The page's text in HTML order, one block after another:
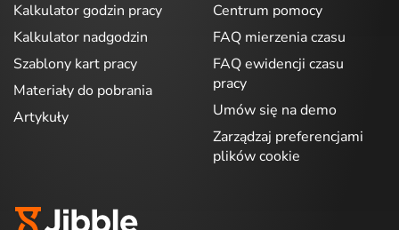
Kalkulator godzin pracy
Kalkulator nadgodzin
Szablony kart pracy
Materiały do pobrania
Artykuły
Centrum pomocy
FAQ mierzenia czasu
FAQ ewidencji czasu
pracy
Umów się na demo
Zarządzaj preferencjami
plików cookie